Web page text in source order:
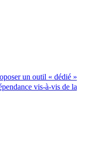
un outil « dédié »
vis-à-vis de la